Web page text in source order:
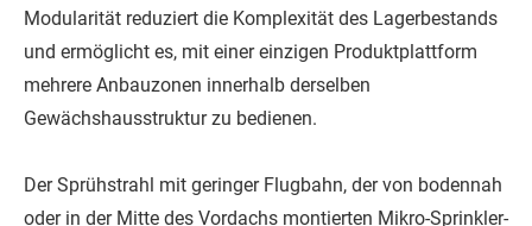
Modularität reduziert die Komplexität des Lagerbestands
und ermöglicht es, mit einer einzigen Produktplattform
mehrere Anbauzonen innerhalb derselben
Gewächshausstruktur zu bedienen.
Der Sprühstrahl mit geringer Flugbahn, der von bodennah
oder in der Mitte des Vordachs montierten Mikro-Sprinkler-